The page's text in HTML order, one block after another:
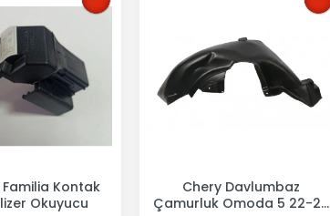
Familia Kontak
Okuyucu
Chery Davlumbaz
Çamurluk Omoda 5 22-24